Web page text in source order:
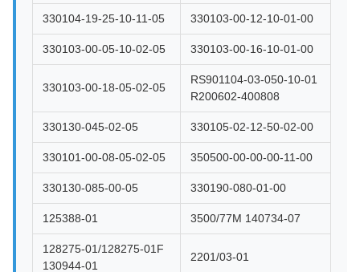
330104-19-25-10-11-05 330103-00-12-10-01-00
330103-00-05-10-02-05 330103-00-16-10-01-00
330103-00-18-05-02-05
RS901104-03-050-10-01
R200602-400808
330130-045-02-05 330105-02-12-50-02-00
330101-00-08-05-02-05 350500-00-00-00-11-00
330130-085-00-05 330190-080-01-00
125388-01 3500/77M 140734-07
128275-01/128275-01F
130944-01
2201/03-01